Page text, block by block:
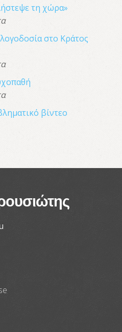
τη χώρα»
στο Κράτος
βίντεο